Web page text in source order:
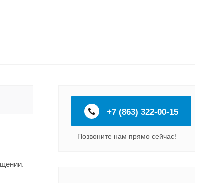
+7 (863) 322-00-15
Позвоните нам прямо сейчас!